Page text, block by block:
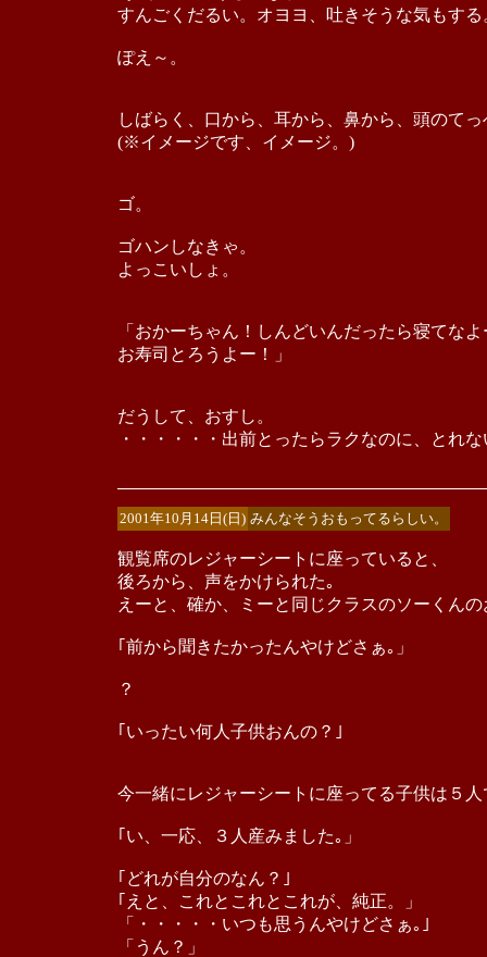
すんごくだるい。オヨヨ、吐きそうな気もする
ぽえ～。
しばらく、口から、耳から、鼻から、頭のて
(※イメージです、イメージ。)
ゴ。
ゴハンしなきゃ。
よっこいしょ。
「おかーちゃん！しんどいんだったら寝てなよ
お寿司とろうよー！」
だうして、おすし。
・・・・・・出前とったらラクなのに、とれ
2001年10月14日(日) みんなそうおもってるらしい。
観覧席のレジャーシートに座っていると、
後ろから、声をかけられた｡
えーと、確か、ミーと同じクラスのソーくん
｢前から聞きたかったんやけどさぁ｡」
？
｢いったい何人子供おんの？｣
今一緒にレジャーシートに座ってる子供は５人
｢い、一応、３人産みました｡」
｢どれが自分のなん？｣
｢えと、これとこれとこれが、純正。」
「・・・・・いつも思うんやけどさぁ｡｣
「うん？」